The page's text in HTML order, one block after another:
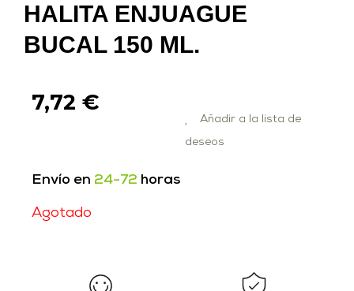
HALITA ENJUAGUE
BUCAL 150 ML.
7,72 €
Añadir a la lista de
deseos
Envío en 24-72 horas
Agotado